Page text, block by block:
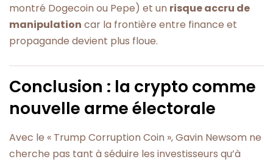
montré Dogecoin ou Pepe) et un risque accru de
manipulation car la frontière entre finance et
propagande devient plus floue.
Conclusion : la crypto comme
nouvelle arme électorale
Avec le « Trump Corruption Coin », Gavin Newsom ne
cherche pas tant à séduire les investisseurs qu’à